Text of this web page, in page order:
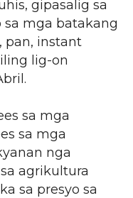
gipasalig sa
sa mga batakang
pan, instant
lig-on
sa mga
sa mga
nga
agrikultura
sa presyo sa